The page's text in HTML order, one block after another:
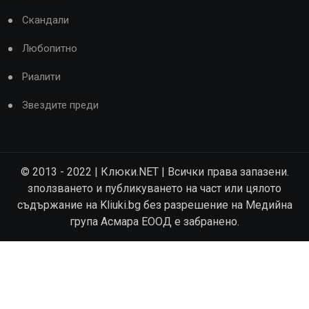
Скандали
Любопитно
Риалити
Звездите преди
© 2013 - 2022 | Клюки.NET | Всички права запазени.
зползването и публикуването на част или цялото
съдържание на Kliuki.bg без разрешение на Медийна
група Асмара ЕООД е забранено.